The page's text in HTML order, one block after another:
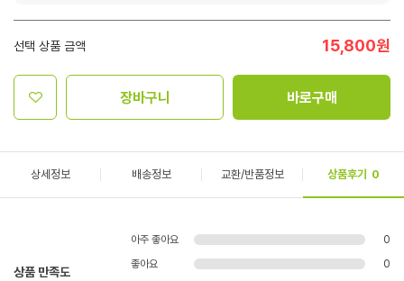
선택 상품 금액 15,800원
장바구니 바로구매
상세정보 배송정보 교환/반품정보 상품후기 0
상품 만족도
아주 좋아요
0
좋아요
0